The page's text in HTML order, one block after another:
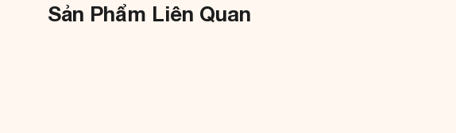
Sản Phẩm Liên Quan